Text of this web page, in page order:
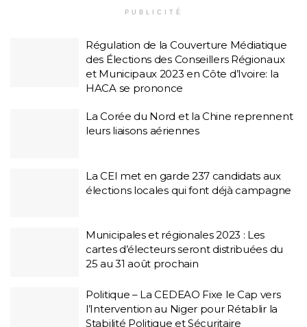
PUBLICITÉ
Régulation de la Couverture Médiatique
des Élections des Conseillers Régionaux
et Municipaux 2023 en Côte d’Ivoire: la
HACA se prononce
La Corée du Nord et la Chine reprennent
leurs liaisons aériennes
La CEI met en garde 237 candidats aux
élections locales qui font déjà campagne
Municipales et régionales 2023 : Les
cartes d’électeurs seront distribuées du
25 au 31 août prochain
Politique – La CEDEAO Fixe le Cap vers
l’Intervention au Niger pour Rétablir la
Stabilité Politique et Sécuritaire